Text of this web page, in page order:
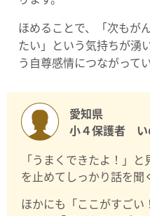
ほめることで、「次もが
たい」という気持ちが湧
う自尊感情につながって
愛知県
小４保護者 い
「うまくできたよ！」
を止めてしっかり話を聞
ほかにも「ここがすご